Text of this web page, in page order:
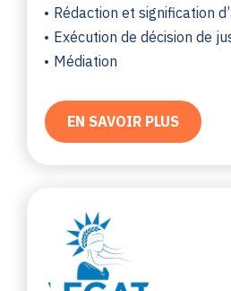
Rédaction et signification
Exécution de décision de
Médiation
EN SAVOIR PLUS